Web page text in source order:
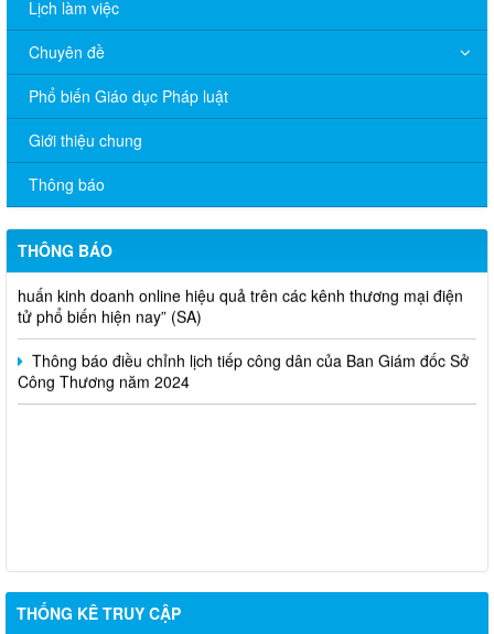
Lịch làm việc
Chuyên đề
Phổ biến Giáo dục Pháp luật
Giới thiệu chung
Thông báo
THÔNG BÁO
V/v đề nghị báo cáo hệ thống phân phối, nhãn hiệu hàng hóa
và hoạt động mua bán khí trên địa bàn tỉnh năm 2025 (nhắc lần
Thông báo lựa chọn nhà thầu thực hiện gói thầu: “tổ chức tập
huấn kinh doanh online hiệu quả trên các kênh thương mại điện
tử phổ biến hiện nay” (SA)
Thông báo điều chỉnh lịch tiếp công dân của Ban Giám đốc Sở
Công Thương năm 2024
THỐNG KÊ TRUY CẬP